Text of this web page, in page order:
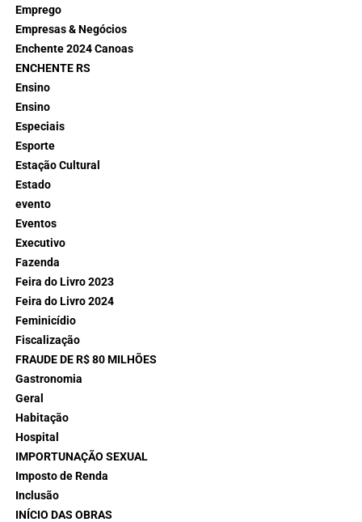
Emprego
Empresas & Negócios
Enchente 2024 Canoas
ENCHENTE RS
Ensino
Ensino
Especiais
Esporte
Estação Cultural
Estado
evento
Eventos
Executivo
Fazenda
Feira do Livro 2023
Feira do Livro 2024
Feminicídio
Fiscalização
FRAUDE DE R$ 80 MILHÕES
Gastronomia
Geral
Habitação
Hospital
IMPORTUNAÇÃO SEXUAL
Imposto de Renda
Inclusão
INÍCIO DAS OBRAS